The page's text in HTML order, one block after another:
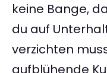
keine Bange,
du auf
verzichten